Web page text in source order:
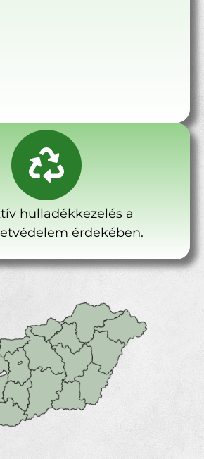
hulladékkezelés a
érdekében.